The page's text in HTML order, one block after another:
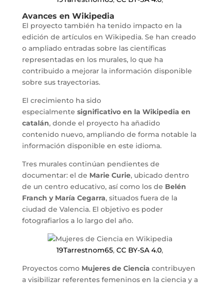
Avances en Wikipedia
El proyecto también ha tenido impacto en la
edición de artículos en Wikipedia. Se han creado
o ampliado entradas sobre las científicas
representadas en los murales, lo que ha
contribuido a mejorar la información disponible
sobre sus trayectorias.
El crecimiento ha sido
especialmente significativo en la Wikipedia en
catalán, donde el proyecto ha añadido
contenido nuevo, ampliando de forma notable la
información disponible en este idioma.
Tres murales continúan pendientes de
documentar: el de Marie Curie, ubicado dentro
de un centro educativo, así como los de Belén
Franch y María Cegarra, situados fuera de la
ciudad de Valencia. El objetivo es poder
fotografiarlos a lo largo del año.
19Tarrestnom65,CC BY-SA 4.0,
Proyectos como Mujeres de Ciencia contribuyen
a visibilizar referentes femeninos en la ciencia y a